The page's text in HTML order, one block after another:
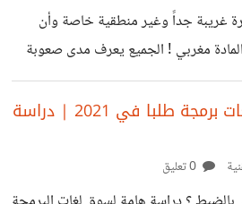
عن بعض كبشر، وأن ما يصلح لغيرك لا
غريبة جداً وغير منطقية خاصة وأن
مغربي ! الجميع يعرف مدى صعوبة
لنا كمغاربة بسبب عدم اعتيادنا على مخارج
ذلك الإرباك الذي تُسبّبه الكاميرا .
المشروع فاشل ، المعادلة واضحة :
العربية وليست لديهم خبرة في
في إنتاج المحتوى التقني المرئي يقررون
ما هي أكثر 4 لغات برمجة طلبا في 2021 | دراسة